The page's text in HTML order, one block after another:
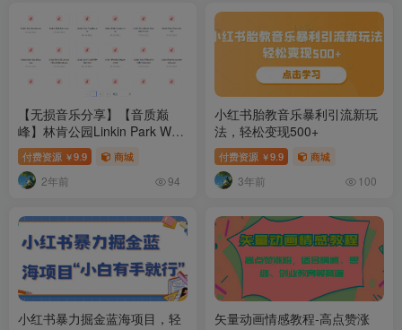
【无损音乐分享】【音质巅
峰】林肯公园Linkin Park WAV
母带音乐合集 无损体验 感受
摇滚力量
付费资源 ￥9.9 商城
2年前 94
小红书胎教音乐暴利引流新玩
法，轻松变现500+
付费资源 ￥9.9 商城
3年前 100
小红书暴力掘金蓝海项目，轻
矢量动画情感教程-高点赞涨